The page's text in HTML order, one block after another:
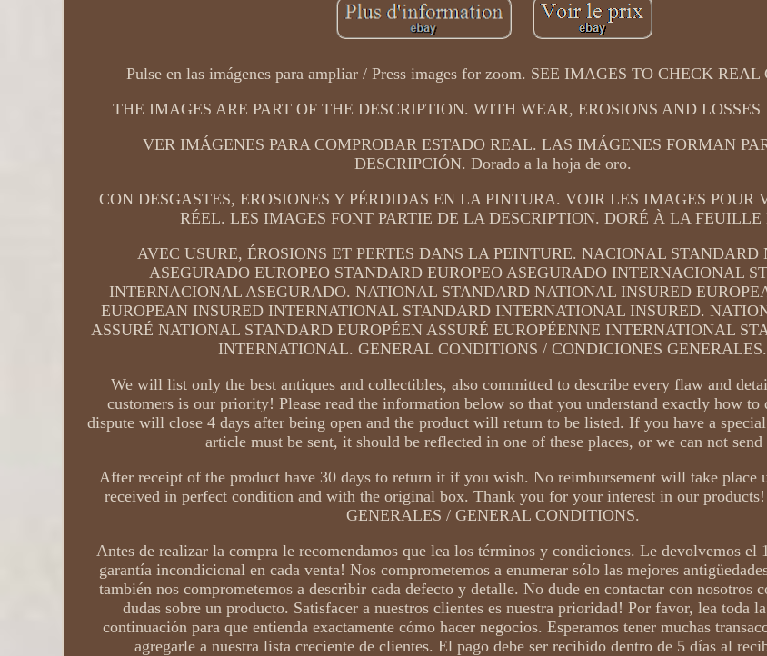
Pulse en las imágenes para ampliar / Press images for zoom. SEE IMAGES TO CHECK
THE IMAGES ARE PART OF THE DESCRIPTION. WITH WEAR, EROSIONS AND LOSSES
VER IMÁGENES PARA COMPROBAR ESTADO REAL. LAS IMÁGENES FORMAN
DESCRIPCIÓN. Dorado a la hoja de oro.
CON DESGASTES, EROSIONES Y PÉRDIDAS EN LA PINTURA. VOIR LES IMAGES POUR
RÉEL. LES IMAGES FONT PARTIE DE LA DESCRIPTION. DORÉ À LA FEUILLE
AVEC USURE, ÉROSIONS ET PERTES DANS LA PEINTURE. NACIONAL
ASEGURADO EUROPEO STANDARD EUROPEO ASEGURADO INTERNACIONAL
INTERNACIONAL ASEGURADO. NATIONAL STANDARD NATIONAL INSURED
EUROPEAN INSURED INTERNATIONAL STANDARD INTERNATIONAL INSURED.
ASSURÉ NATIONAL STANDARD EUROPÉEN ASSURÉ EUROPÉENNE INTERNATIONAL
INTERNATIONAL. GENERAL CONDITIONS / CONDICIONES GENERALES.
We will list only the best antiques and collectibles, also committed to describe every flaw and
customers is our priority! Please read the information below so that you understand exactly how to
dispute will close 4 days after being open and the product will return to be listed. If you have a
article must be sent, it should be reflected in one of these places, or we can not send
After receipt of the product have 30 days to return it if you wish. No reimbursement will take place
received in perfect condition and with the original box. Thank you for your interest in our
GENERALES / GENERAL CONDITIONS.
Antes de realizar la compra le recomendamos que lea los términos y condiciones. Le devolvemos el
garantía incondicional en cada venta! Nos comprometemos a enumerar sólo las mejores
también nos comprometemos a describir cada defecto y detalle. No dude en contactar con nosotros
dudas sobre un producto. Satisfacer a nuestros clientes es nuestra prioridad! Por favor, lea toda
continuación para que entienda exactamente cómo hacer negocios. Esperamos tener muchas
agregarle a nuestra lista creciente de clientes. El pago debe ser recibido dentro de 5 días al